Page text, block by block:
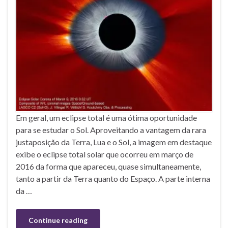
Em geral, um eclipse total é uma ótima oportunidade
para se estudar o Sol. Aproveitando a vantagem da rara
justaposição da Terra, Lua e o Sol, a imagem em destaque
exibe o eclipse total solar que ocorreu em março de
2016 da forma que apareceu, quase simultaneamente,
tanto a partir da Terra quanto do Espaço. A parte interna
da …
Continue reading